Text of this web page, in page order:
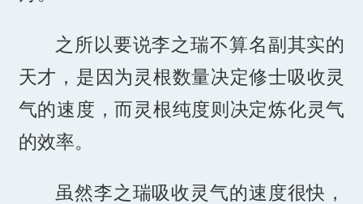
之所以要说李之瑞不算名副其实的
天才，是因为灵根数量决定修士吸收灵
气的速度，而灵根纯度则决定炼化灵气
的效率。
虽然李之瑞吸收灵气的速度很快，